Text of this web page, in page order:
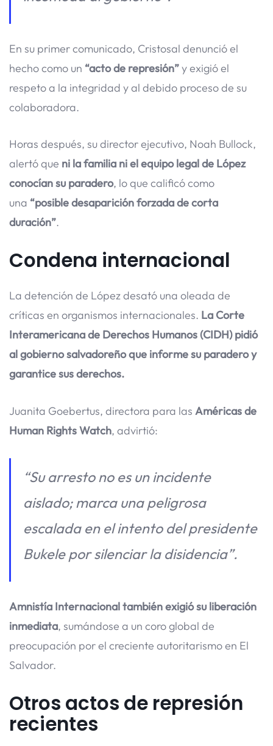
En su primer comunicado, Cristosal denunció el
hecho como un “acto de represión”y exigió el
respeto a la integridad y al debido proceso de su
colaboradora.
Horas después, su director ejecutivo, Noah Bullock,
alertó que ni la familia ni el equipo legal de López
conocían su paradero, lo que calificó como
una “posible desaparición forzada de corta
duración”.
Condena internacional
La detención de López desató una oleada de
críticas en organismos internacionales. La Corte
Interamericana de Derechos Humanos (CIDH) pidió
al gobierno salvadoreño que informe su paradero y
garantice sus derechos.
Juanita Goebertus, directora para las Américas de
Human Rights Watch, advirtió:
“Su arresto no es un incidente
aislado; marca una peligrosa
escalada en el intento del presidente
Bukele por silenciar la disidencia”.
Amnistía Internacional también exigió su liberación
inmediata, sumándose a un coro global de
preocupación por el creciente autoritarismo en El
Salvador.
Otros actos de represión
recientes